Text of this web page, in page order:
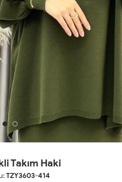
Takım Haki
TZY3603-414